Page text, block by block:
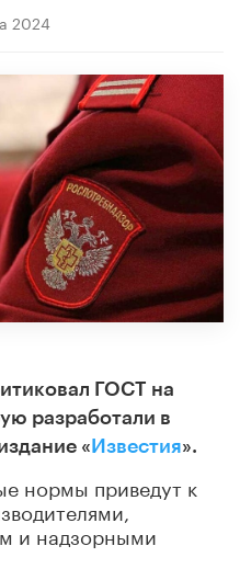
2024
ГОСТ на
разработали в
« Известия».
нормы приведут к
и надзорными